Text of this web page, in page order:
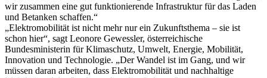
wir zusammen eine gut funktionierende Infrastruktur für das Laden
und Betanken schaffen.“
„Elektromobilität ist nicht mehr nur ein Zukunftsthema – sie ist
schon hier“, sagt Leonore Gewessler, österreichische
Bundesministerin für Klimaschutz, Umwelt, Energie, Mobilität,
Innovation und Technologie. „Der Wandel ist im Gang, und wir
müssen daran arbeiten, dass Elektromobilität und nachhaltige